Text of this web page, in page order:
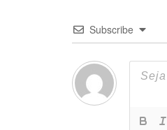
Subscribe